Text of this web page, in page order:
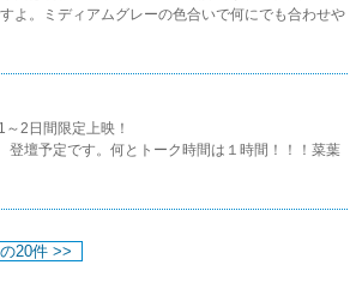
よ。ミディアムグレーの色合いで何にでも合わせや
2日間限定上映！
壇予定です。何とトーク時間は１時間！！！菜葉
20件 >>